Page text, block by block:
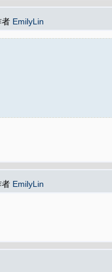
者 EmilyLin
者 EmilyLin